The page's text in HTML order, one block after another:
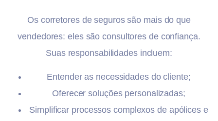
Os corretores de seguros são mais do que
vendedores: eles são consultores de confiança.
Suas responsabilidades incluem:
Entender as necessidades do cliente;
Oferecer soluções personalizadas;
Simplificar processos complexos de apólices e